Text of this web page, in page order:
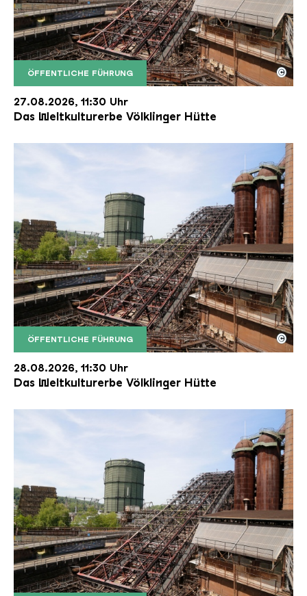
ÖFFENTLICHE FÜHRUNG
Der Erzschrägaufzug der Völklinger Hütte mit
Copyright: Weltkulturerbe Völklinger Hütte | Karl
©
27.08.2026, 11:30 Uhr
Das Weltkulturerbe Völklinger Hütte
ÖFFENTLICHE FÜHRUNG
Der Erzschrägaufzug der Völklinger Hütte mit
Copyright: Weltkulturerbe Völklinger Hütte | Karl
©
28.08.2026, 11:30 Uhr
Das Weltkulturerbe Völklinger Hütte